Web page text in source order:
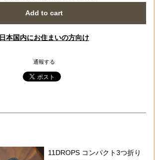
Add to cart
日本国内にお住まいの方向け
通報する
11DROPS コンパクト3つ折り